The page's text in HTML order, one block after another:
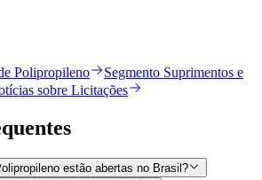
Polipropileno
Segmento Suprimentos e
sobre Licitações
estão abertas no Brasil?